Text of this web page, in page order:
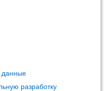
данные
разработку